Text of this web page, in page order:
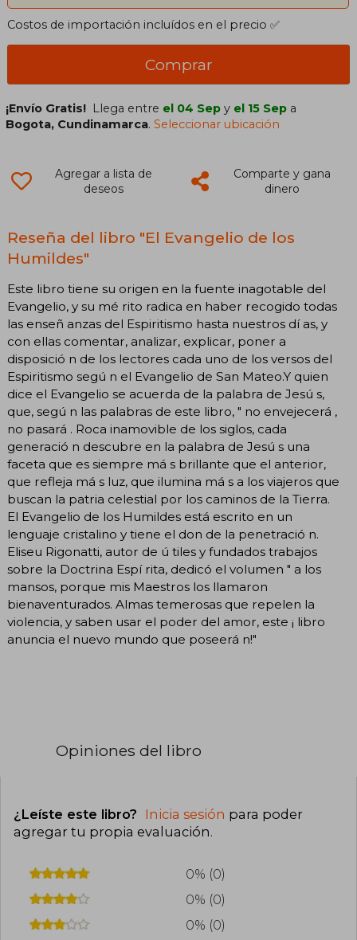
Costos de importación incluídos en el precio ✅
Comprar
¡Envío Gratis! Llega entre el 04 Sep y el 15 Sep a
Bogota, Cundinamarca.Seleccionar ubicación
Agregar a lista de
deseos
Comparte y gana
dinero
Reseña del libro "El Evangelio de los
Humildes"
Este libro tiene su origen en la fuente inagotable del
Evangelio, y su mé rito radica en haber recogido todas
las enseñ anzas del Espiritismo hasta nuestros dí as, y
con ellas comentar, analizar, explicar, poner a
disposició n de los lectores cada uno de los versos del
Espiritismo segú n el Evangelio de San Mateo.Y quien
dice el Evangelio se acuerda de la palabra de Jesú s,
que, segú n las palabras de este libro, " no envejecerá ,
no pasará . Roca inamovible de los siglos, cada
generació n descubre en la palabra de Jesú s una
faceta que es siempre má s brillante que el anterior,
que refleja má s luz, que ilumina má s a los viajeros que
buscan la patria celestial por los caminos de la Tierra.
El Evangelio de los Humildes está escrito en un
lenguaje cristalino y tiene el don de la penetració n.
Eliseu Rigonatti, autor de ú tiles y fundados trabajos
sobre la Doctrina Espí rita, dedicó el volumen " a los
mansos, porque mis Maestros los llamaron
bienaventurados. Almas temerosas que repelen la
violencia, y saben usar el poder del amor, este ¡ libro
anuncia el nuevo mundo que poseerá n!"
Opiniones del libro
¿Leíste este libro? Inicia sesión para poder
agregar tu propia evaluación.
0% (0)
0% (0)
0% (0)